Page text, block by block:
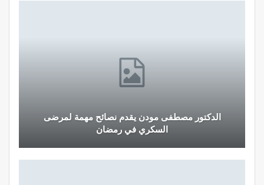
الدكتور مصطفى مودن يقدم نصائح مهمة لمرضى
السكري في رمضان